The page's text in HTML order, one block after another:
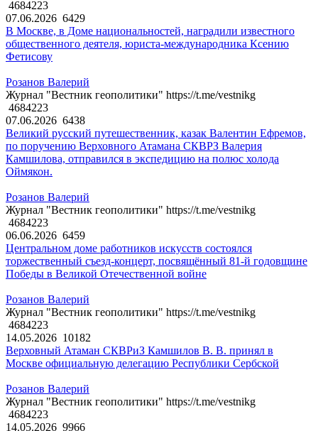
4684223
07.06.2026 6429
В Москве, в Доме национальностей, наградили известного
общественного деятеля, юриста-международника Ксению
Фетисову
Розанов Валерий
Журнал "Вестник геополитики" https://t.me/vestnikg
4684223
07.06.2026 6438
Великий русский путешественник, казак Валентин Ефремов,
по поручению Верховного Атамана СКВРЗ Валерия
Камшилова, отправился в экспедицию на полюс холода
Оймякон.
Розанов Валерий
Журнал "Вестник геополитики" https://t.me/vestnikg
4684223
06.06.2026 6459
Центральном доме работников искусств состоялся
торжественный съезд-концерт, посвящённый 81-й годовщине
Победы в Великой Отечественной войне
Розанов Валерий
Журнал "Вестник геополитики" https://t.me/vestnikg
4684223
14.05.2026 10182
Верховный Атаман СКВРиЗ Камшилов В. В. принял в
Москве официальную делегацию Республики Сербской
Розанов Валерий
Журнал "Вестник геополитики" https://t.me/vestnikg
4684223
14.05.2026 9966